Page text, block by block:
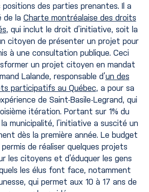
positions des parties prenantes. Il a
de la Charte montréalaise des droits
, qui inclut le droit d’initiative, soit la
citoyen de présenter un projet pour
à une consultation publique. Ceci
un projet citoyen en mandat
Lalande, responsable d’un des
participatifs au Québec, a pour sa
de Saint-Basile-Legrand, qui
itération. Portant sur 1% du
municipalité, l’initiative a suscité un
dès la première année. Le budget
de réaliser quelques projets
les citoyens et d’éduquer les gens
les élus font face, notamment
qui permet aux 10 à 17 ans de